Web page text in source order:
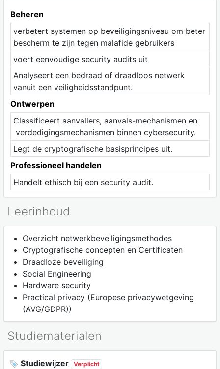
Beheren
verbetert systemen op beveiligingsniveau om beter
bescherm te zijn tegen malafide gebruikers
voert eenvoudige security audits uit
Analyseert een bedraad of draadloos netwerk
vanuit een veiligheidsstandpunt.
Ontwerpen
Classificeert aanvallers, aanvals-mechanismen en
verdedigingsmechanismen binnen cybersecurity.
Legt de cryptografische basisprincipes uit.
Professioneel handelen
Handelt ethisch bij een security audit.
Leerinhoud
Overzicht netwerkbeveiligingsmethodes
Cryptografische concepten en Certificaten
Draadloze beveiliging
Social Engineering
Hardware security
Practical privacy (Europese privacywetgeving
(AVG/GDPR))
Studiematerialen
Studiewijzer Verplicht